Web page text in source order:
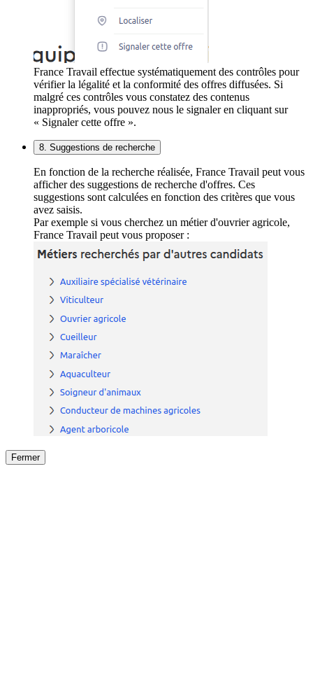
France Travail effectue systématiquement des contrôles pour
vérifier la légalité et la conformité des offres diffusées. Si
malgré ces contrôles vous constatez des contenus
inappropriés, vous pouvez nous le signaler en cliquant sur
« Signaler cette offre ».
8. Suggestions de recherche
En fonction de la recherche réalisée, France Travail peut vous
afficher des suggestions de recherche d'offres. Ces
suggestions sont calculées en fonction des critères que vous
avez saisis.
Par exemple si vous cherchez un métier d'ouvrier agricole,
France Travail peut vous proposer :
Fermer